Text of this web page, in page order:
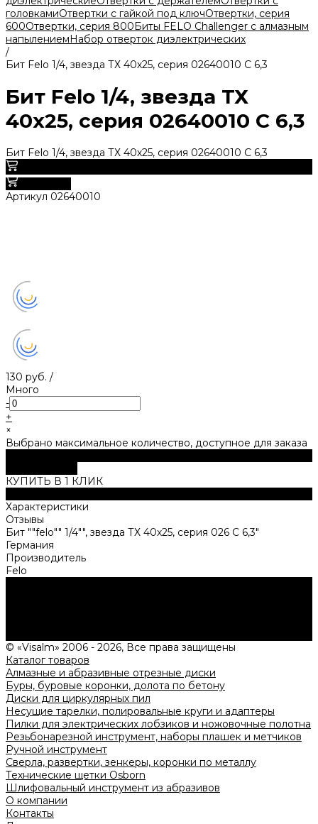
головкамиОтвертки с гайкой под ключОтвертки, серия
600Отвертки, серия 800Биты FELO Challenger с алмазным
напылениемНабор отверток диэлектрических
/
Бит Felo 1/4, звезда ТХ 40х25, серия 02640010 С 6,3
Бит Felo 1/4, звезда ТХ
40х25, серия 02640010 С 6,3
Бит Felo 1/4, звезда ТХ 40х25, серия 02640010 С 6,3
Артикул 02640010
130 руб. /
Много
-
+
×
Выбрано максимальное количество, доступное для заказа
КУПИТЬ В 1 КЛИК
Характеристики
Отзывы
Бит ""felo"" 1/4"", звезда ТХ 40х25, серия 026 С 6,3"
Германия
Производитель
Felo
© «Visalm» 2006 - 2026, Все права защищены
Каталог товаров
Алмазные и абразивные отрезные диски
Буры, буровые коронки, долота по бетону
Диски для циркулярных пил
Несущие тарелки, полировальные круги и адаптеры
Пилки для электрических лобзиков и ножовочные полотна
Резьбонарезной инструмент, наборы плашек и метчиков
Ручной инструмент
Сверла, развертки, зенкеры, коронки по металлу
Технические щетки Osborn
Шлифовальный инструмент из абразивов
О компании
Контакты